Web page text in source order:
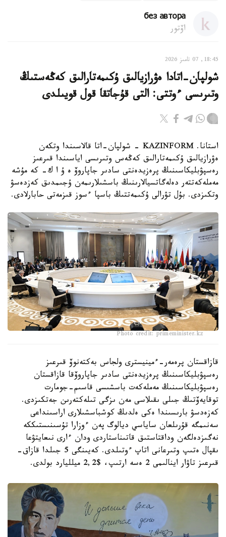
без автора
اۆتور
18:45, 07 تامىز 2026
شولپان-اتادا ەۋرازيالىق ۇكىمەتارالىق كەڭەستىڭ
وتىرىسى ءوتتى: التى قۇجاتقا قول قويىلدى
استانا. KAZINFORM - شولپان-اتا قالاسىندا وتكەن
ەۋرازيالىق ۇكىمەتارالىق كەڭەس وتىرىسى اياسىندا قىرعىز
رەسپۋبليكاسىنىڭ پرەزيدەنتى سادىر جاپاروۆ ە ۇ ا ك- كە مۇشە
مەملەكەتتەر دەلەگاتسيالارىنىڭ باسشىلارىمەن ۇجىمدىق كەزدەسۋ
وتكىزدى. بۇل تۋرالى ۇكىمەتتىڭ باسپا ءسوز قىزمەتى حابارلادى.
Photo credit: primeminister.kz
قازاقستان پرەمەر-ءمينيسترى ولجاس بەكتەنوۆ قىرعىز
رەسپۋبليكاسىنىڭ پرەزيدەنتى سادىر جاپاروۆقا قازاقستان
رەسپۋبليكاسىنىڭ مەملەكەت باسشىسى قاسىم-جومارت
توقايەۆتىڭ جىلى ىقىلاسى مەن ىزگى تىلەكتەرىن جەتكىزدى.
كەزەدسۋ بارىسىندا ەكى ەلدىڭ كوشباسشىلارى اراسىنداعى
سەنىمگە قۇرىلعان ساياسي ديالوگ پەن ءوزارا تۇسىنىستىككە
نەگىزدەلگەن وداقتاستىق قاتىناستاردى ودان ءارى نىعايتۋعا
ىقپال ەتىپ وتىرعانى اتاپ ءوتىلدى. كەيىنگى 5 جىلدا قازاق-
قىرعىز تاۋار اينالىمى 2 ەسە ارتىپ، $2,2 ميلليارد بولدى.